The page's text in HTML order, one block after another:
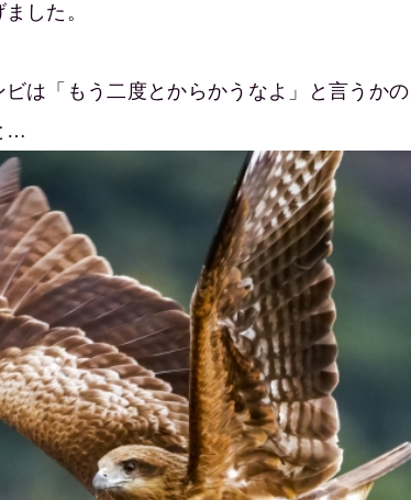
した。
は「もう二度とからかうなよ」と言うか
…